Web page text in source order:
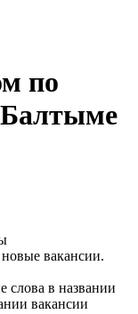
по
Балтыме
вакансии.
слова в названии
вакансии